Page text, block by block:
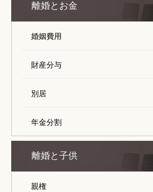
離婚とお金
婚姻費用
財産分与
別居
年金分割
離婚と子供
親権